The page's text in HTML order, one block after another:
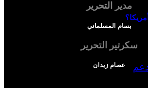
مدير التحرير
بسام المسلماني
سكرتير التحرير
عصام زيدان